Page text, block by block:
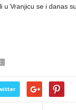
u Vranjicu se i danas